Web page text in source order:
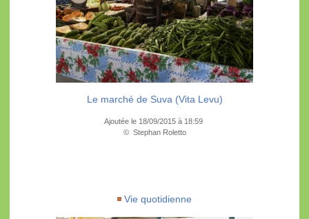
Le marché de Suva (Vita Levu)
Ajoutée le 18/09/2015 à 18:59
© Stephan Roletto
Vie quotidienne